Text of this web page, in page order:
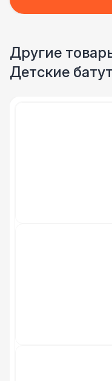
Другие
Детские